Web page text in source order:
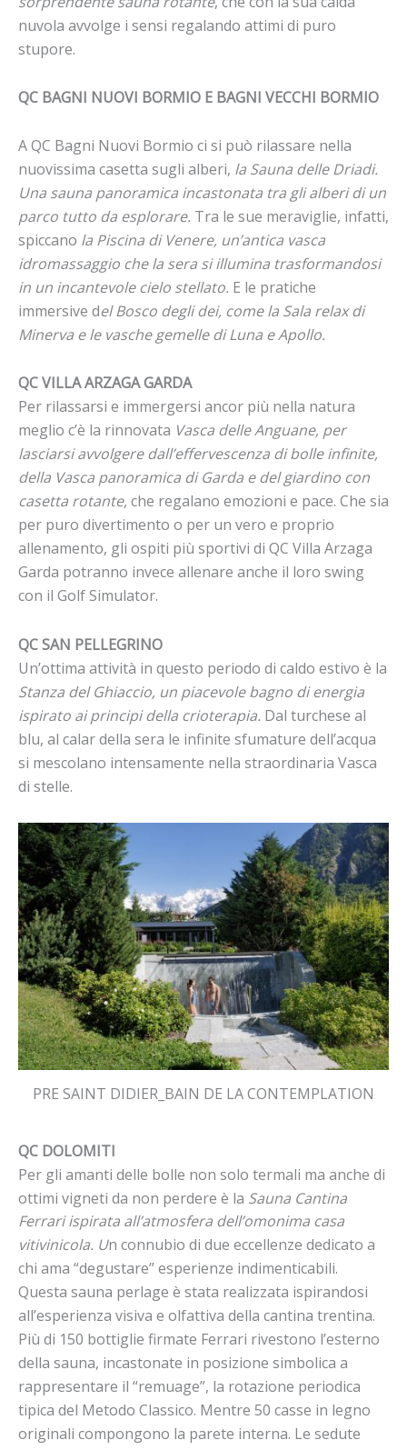
nuvola avvolge i sensi regalando attimi di puro
stupore.
QC BAGNI NUOVI BORMIO E BAGNI VECCHI BORMIO
A QC Bagni Nuovi Bormio ci si può rilassare nella
nuovissima casetta sugli alberi, la Sauna delle Driadi.
Una sauna panoramica incastonata tra gli alberi di un
parco tutto da esplorare. Tra le sue meraviglie, infatti,
spiccano la Piscina di Venere, un’antica vasca
idromassaggio che la sera si illumina trasformandosi
in un incantevole cielo stellato. E le pratiche
immersive del Bosco degli dei, come la Sala relax di
Minerva e le vasche gemelle di Luna e Apollo.
QC VILLA ARZAGA GARDA
Per rilassarsi e immergersi ancor più nella natura
meglio c’è la rinnovata Vasca delle Anguane, per
lasciarsi avvolgere dall’effervescenza di bolle infinite,
della Vasca panoramica di Garda e del giardino con
casetta rotante,che regalano emozioni e pace. Che sia
per puro divertimento o per un vero e proprio
allenamento, gli ospiti più sportivi di QC Villa Arzaga
Garda potranno invece allenare anche il loro swing
con il Golf Simulator.
QC SAN PELLEGRINO
Un’ottima attività in questo periodo di caldo estivo è la
Stanza del Ghiaccio, un piacevole bagno di energia
ispirato ai principi della crioterapia. Dal turchese al
blu, al calar della sera le infinite sfumature dell’acqua
si mescolano intensamente nella straordinaria Vasca
di stelle.
PRE SAINT DIDIER_BAIN DE LA CONTEMPLATION
QC DOLOMITI
Per gli amanti delle bolle non solo termali ma anche di
ottimi vigneti da non perdere è la Sauna Cantina
Ferrari ispirata all’atmosfera dell’omonima casa
vitivinicola. Un connubio di due eccellenze dedicato a
chi ama “degustare” esperienze indimenticabili.
Questa sauna perlage è stata realizzata ispirandosi
all’esperienza visiva e olfattiva della cantina trentina.
Più di 150 bottiglie firmate Ferrari rivestono l’esterno
della sauna, incastonate in posizione simbolica a
rappresentare il “remuage”, la rotazione periodica
tipica del Metodo Classico. Mentre 50 casse in legno
originali compongono la parete interna. Le sedute